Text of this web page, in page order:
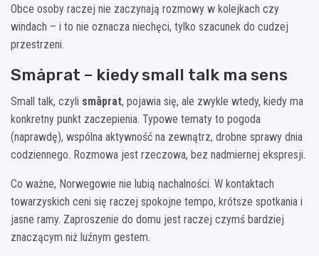
Obce osoby raczej nie zaczynają rozmowy w kolejkach czy
windach – i to nie oznacza niechęci, tylko szacunek do cudzej
przestrzeni.
Småprat – kiedy small talk ma sens
Small talk, czyli småprat, pojawia się, ale zwykle wtedy, kiedy ma
konkretny punkt zaczepienia. Typowe tematy to pogoda
(naprawdę), wspólna aktywność na zewnątrz, drobne sprawy dnia
codziennego. Rozmowa jest rzeczowa, bez nadmiernej ekspresji.
Co ważne, Norwegowie nie lubią nachalności. W kontaktach
towarzyskich ceni się raczej spokojne tempo, krótsze spotkania i
jasne ramy. Zaproszenie do domu jest raczej czymś bardziej
znaczącym niż luźnym gestem.